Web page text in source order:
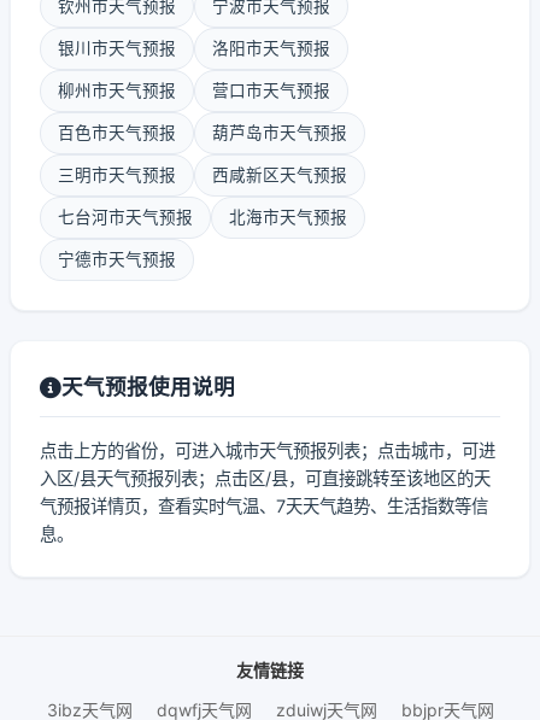
钦州市天气预报 宁波市天气预报
银川市天气预报 洛阳市天气预报
柳州市天气预报 营口市天气预报
百色市天气预报 葫芦岛市天气预报
三明市天气预报 西咸新区天气预报
七台河市天气预报 北海市天气预报
宁德市天气预报
天气预报使用说明
点击上方的省份，可进入城市天气预报列表；点击城市，可进
入区/县天气预报列表；点击区/县，可直接跳转至该地区的天
气预报详情页，查看实时气温、7天天气趋势、生活指数等信
息。
友情链接
3ibz天气网
dqwfj天气网 zduiwj天气网 bbjpr天气网